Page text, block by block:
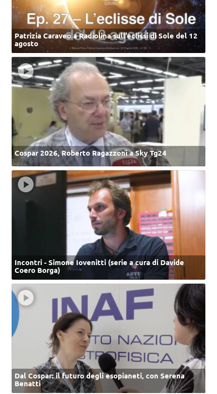
Patrizia Caraveo a Radiolina sull’eclissi di Sole del 12
agosto
Cospar 2026, Roberto Ragazzoni a Sky Tg24
Incontri - Simone Iovenitti (serie a cura di Davide
Coero Borga)
Dal Cospar: il futuro degli esopianeti, con Serena
Benatti